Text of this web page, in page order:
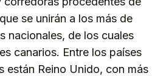
se unirán a los más de
nacionales, de los cuales
canarios. Entre los países
están Reino Unido, con más